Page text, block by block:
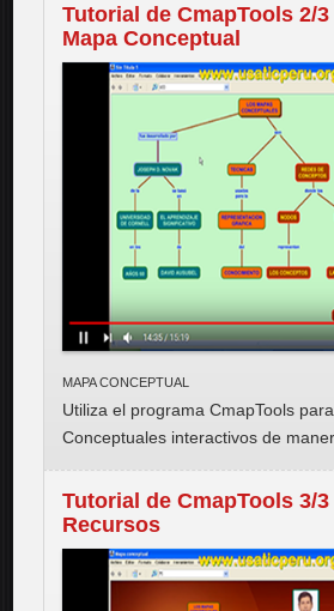
Tutorial de CmapTools 2/
Mapa Conceptual
MAPA CONCEPTUAL
Utiliza el programa CmapTools
Conceptuales interactivos de
Tutorial de CmapTools 3/
Recursos